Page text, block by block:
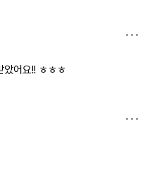
어요!! ㅎㅎㅎ